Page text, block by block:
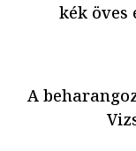
kék öves
A